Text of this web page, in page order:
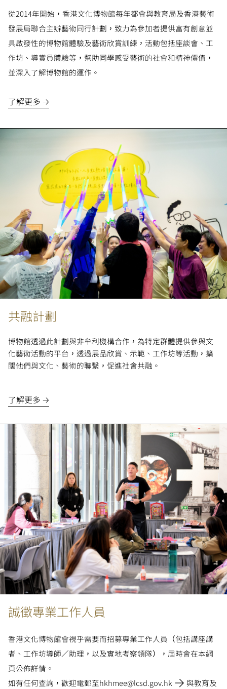
從2014年開始，香港文化博物館每年都會與教育局及香港藝術
發展局聯合主辦藝術同行計劃，致力為參加者提供富有創意並
具啟發性的博物館體驗及藝術欣賞訓練，活動包括座談會、工
作坊、導賞員體驗等，幫助同學感受藝術的社會和精神價值，
並深入了解博物館的運作。
了解更多 🡢
共融計劃
博物館透過此計劃與非牟利機構合作，為特定群體提供參與文
化藝術活動的平台，透過展品欣賞、示範、工作坊等活動，擴
闊他們與文化、藝術的聯繫，促進社會共融。
了解更多 🡢
誠徵專業工作人員
香港文化博物館會視乎需要而招募專業工作人員（包括講座講
者、工作坊導師／助理，以及實地考察領隊），屆時會在本網
頁公佈詳情。
如有任何查詢，歡迎電郵至hkhmee@lcsd.gov.hk
與教育及